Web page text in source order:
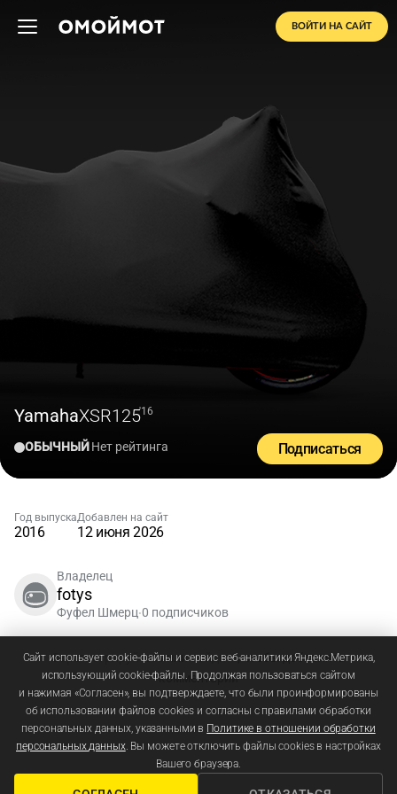
ВОЙТИ НА САЙТ
YamahaXSR125'16
ОБЫЧНЫЙНет рейтинга Подписаться
Год выпуска
2016
Добавлен на сайт
12 июня 2026
Владелец
fotys
Фуфел Шмерц•0 подписчиков
Зарегистрируйтесьиливойдите, чтобы добавлять
комментарии
Сайт использует cookie-файлы и сервис веб-аналитики Яндекс.Метрика,
использующий cookie-файлы. Продолжая пользоваться сайтом
и нажимая «Согласен», вы подтверждаете, что были проинформированы
об использовании файлов cookies и согласны с правилами обработки
персональных данных, указанными в Политике в отношении обработки
персональных данных. Вы можете отключить файлы cookies в настройках
Вашего браузера.